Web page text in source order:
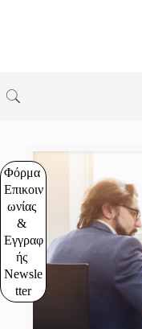
Φόρμα
Επικοιν
ωνίας
&
Εγγραφ
ής
Newsle
tter